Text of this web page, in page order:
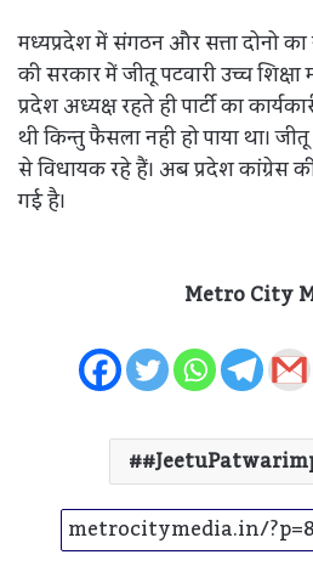
मध्यप्रदेश में संगठन और सत्ता दोनो
की सरकार में जीतू पटवारी उच्च
प्रदेश अध्यक्ष रहते ही पार्टी का
थी किन्तु फैसला नही हो पाया था। जीतू
से विधायक रहे हैं। अब प्रदेश कांग्रेस
गई है।
Metro City